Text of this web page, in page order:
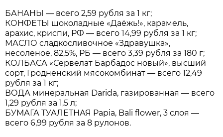
БАНАНЫ — всего 2,59 рубля за 1 кг;
КОНФЕТЫ шоколадные «Даёжь!», карамель,
арахис, криспи, РФ — всего 14,99 рубля за 1 кг;
МАСЛО сладкосливочное «Здравушка»,
несоленое, 82,5%, РБ — всего 3,39 рубля за 180 г;
КОЛБАСА «Сервелат Барбадос новый», высший
сорт, Гродненский мясокомбинат — всего 12,49
рубля за 1 кг;
ВОДА минеральная Darida, газированная — всего
1,29 рубля за 1,5 л;
БУМАГА ТУАЛЕТНАЯ Papia, Bali flower, 3 слоя —
всего 6,99 рубля за 8 рулонов.